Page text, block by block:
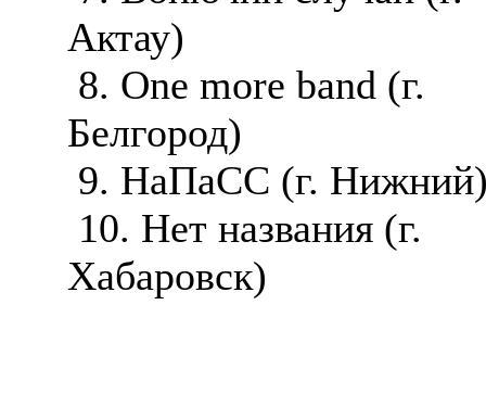
Актау)
8. One more band (г.
Белгород)
9. НаПаСС (г.
10. Нет названия (г.
Хабаровск)